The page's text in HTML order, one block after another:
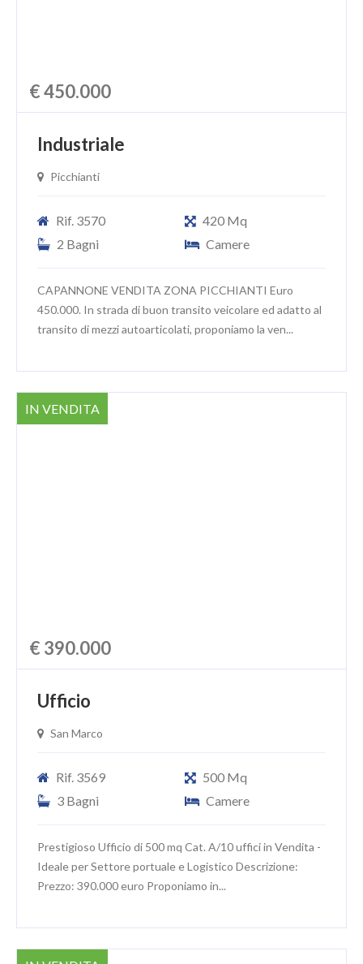
€ 450.000
Industriale
Picchianti
Rif. 3570
420 Mq
2 Bagni
Camere
CAPANNONE VENDITA ZONA PICCHIANTI Euro
450.000. In strada di buon transito veicolare ed adatto al
transito di mezzi autoarticolati, proponiamo la ven...
IN VENDITA
€ 390.000
Ufficio
San Marco
Rif. 3569
500 Mq
3 Bagni
Camere
Prestigioso Ufficio di 500 mq Cat. A/10 uffici in Vendita -
Ideale per Settore portuale e Logistico Descrizione:
Prezzo: 390.000 euro Proponiamo in...